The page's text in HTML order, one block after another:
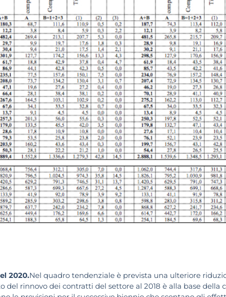
2020.Nel quadro tendenziale è prevista una ulteriore
del rinnovo dei contratti del settore al 2018 è alla base della